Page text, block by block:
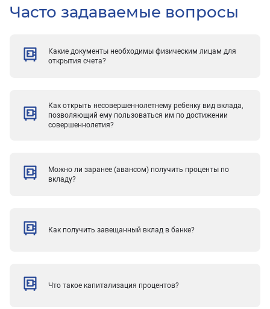
Часто задаваемые вопросы
Какие документы необходимы физическим лицам для
открытия счета?
Как открыть несовершеннолетнему ребенку вид вклада,
позволяющий ему пользоваться им по достижении
совершеннолетия?
Можно ли заранее (авансом) получить проценты по
вкладу?
Как получить завещанный вклад в банке?
Что такое капитализация процентов?